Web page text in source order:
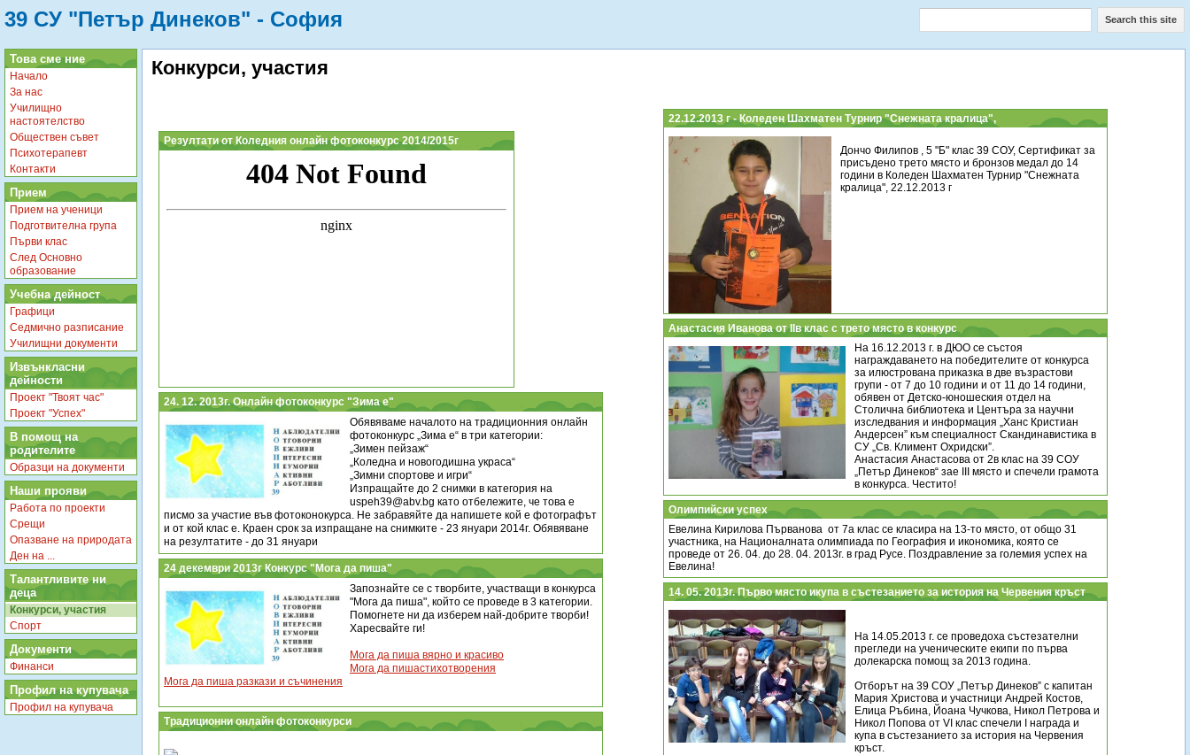
39 СУ "Петър Динеков" - София Search this site
Това сме ние
Начало
За нас
Училищно
настоятелство
Обществен съвет
Психотерапевт
Контакти
Прием
Прием на ученици
Подготвителна група
Първи клас
След Основно
образование
Учебна дейност
Графици
Седмично разписание
Училищни документи
Извънкласни
дейности
Проект "Твоят час"
Проект "Успех"
В помощ на
родителите
Образци на документи
Наши прояви
Работа по проекти
Срещи
Опазване на природата
Ден на ...
Талантливите ни
деца
Конкурси, участия
Спорт
Документи
Финанси
Профил на купувача
Профил на купувача
Конкурси, участия
Резултати от Коледния онлайн фотоконкурс 2014/2015г
24. 12. 2013г. Онлайн фотоконкурс "Зима е"
Обявяваме началото на традиционния онлайн
фотоконкурс „Зима е“ в три категории:
„Зимен пейзаж“
„Коледна и новогодишна украса“
„Зимни спортове и игри“
Изпращайте до 2 снимки в категория на
uspeh39@abv.bg като отбележите, че това е
писмо за участие във фотоконокурса. Не забравяйте да напишете кой е фотографът
и от кой клас е. Краен срок за изпращане на снимките - 23 януари 2014г. Обявяване
на резултатите - до 31 януари
24 декември 2013г Конкурс "Мога да пиша"
Запознайте се с творбите, участващи в конкурса
"Мога да пиша", който се проведе в 3 категории.
Помогнете ни да изберем най-добрите творби!
Харесвайте ги!
Мога да пиша вярно и красиво
Мога да пишастихотворения
Мога да пиша разкази и съчинения
Традиционни онлайн фотоконкурси
22.12.2013 г - Коледен Шахматен Турнир "Снежната кралица",
Дончо Филипов , 5 "Б" клас 39 СОУ, Сертификат за
присъдено трето място и бронзов медал до 14
години в Коледен Шахматен Турнир "Снежната
кралица", 22.12.2013 г
Анастасия Иванова от ІІв клас с трето място в конкурс
На 16.12.2013 г. в ДЮО се състоя
награждаването на победителите от конкурса
за илюстрована приказка в две възрастови
групи - от 7 до 10 години и от 11 до 14 години,
обявен от Детско-юношеския отдел на
Столична библиотека и Центъра за научни
изследвания и информация „Ханс Кристиан
Андерсен” към специалност Скандинавистика в
СУ „Св. Климент Охридски”.
Анастасия Анастасова от 2в клас на 39 СОУ
„Петър Динеков“ зае ІІІ място и спечели грамота
в конкурса. Честито!
Олимпийски успех
Eвелина Кирилова Първанова от 7а клас се класира на 13-то място, от общо 31
участника, на Националната олимпиада по География и икономика, която се
проведе от 26. 04. до 28. 04. 2013г. в град Русе. Поздравление за големия успех на
Евелина!
14. 05. 2013г. Първо място икупа в състезанието за история на Червения кръст
На 14.05.2013 г. се проведоха състезателни
прегледи на ученическите екипи по първа
долекарска помощ за 2013 година.
Отборът на 39 СОУ „Петър Динеков” с капитан
Мария Христова и участници Андрей Костов,
Елица Ръбина, Йоана Чучкова, Никол Петрова и
Никол Попова от VІ клас спечели І награда и
купа в състезанието за история на Червения
кръст.